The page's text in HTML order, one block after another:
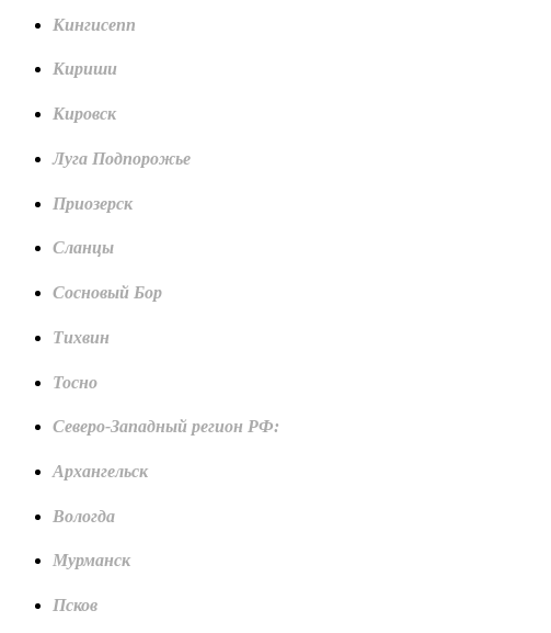
Кингисепп
Кириши
Кировск
Луга Подпорожье
Приозерск
Сланцы
Сосновый Бор
Тихвин
Тосно
Северо-Западный регион РФ:
Архангельск
Вологда
Мурманск
Псков